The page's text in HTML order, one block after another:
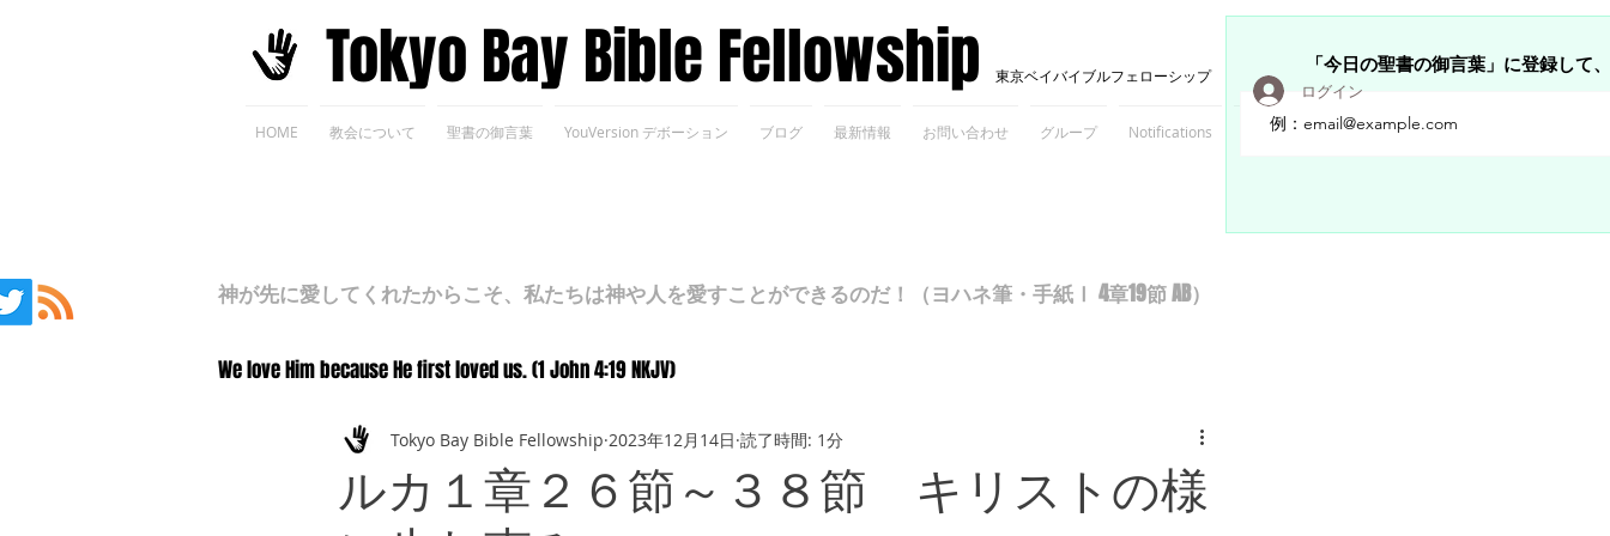
​Tokyo Bay Bible Fellowship 東京ベイバイブルフェローシップ
HOME 教会について 聖書の御言葉 YouVersion デボーション ブログ 最新情報 お問い合わせ グループ Notifications Members
「今日の聖書の御言葉」に登録して
ログイン
神が先に愛してくれたからこそ、私たちは神や人を愛すことができるのだ！（ヨハネ筆・手紙Ⅰ 4章19節 AB）
We love Him because He first loved us. (1 John 4:19 NKJV)
ルカ１章２６節～３８節 キリストの様
Tokyo Bay Bible Fellowship 2023年12月14日 読了時間: 1分